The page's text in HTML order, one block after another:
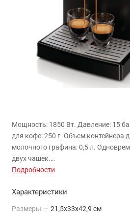
Мощность: 1850 Вт. Давление: 15
для кофе: 250 г. Объем контейнера
молочного графина: 0,5 л.
двух чашек.
Автоматическое приготовление
очистки.
Подробности
Характеристики
Размеры — 21,5x33x42,9 см